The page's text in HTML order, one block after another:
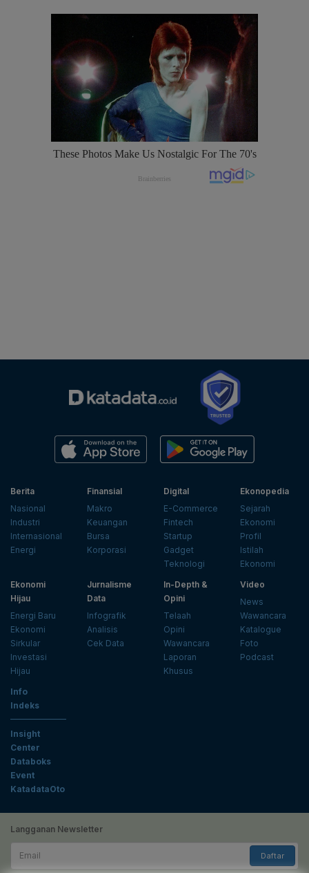
Berita
Nasional
Industri
Internasional
Energi
Finansial
Makro
Keuangan
Bursa
Korporasi
Digital
E-Commerce
Fintech
Startup
Gadget
Teknologi
Ekonopedia
Sejarah
Ekonomi
Profil
Istilah
Ekonomi
Ekonomi
Hijau
Energi Baru
Ekonomi
Sirkular
Investasi
Hijau
Jurnalisme
Data
Infografik
Analisis
Cek Data
In-Depth &
Opini
Telaah
Opini
Wawancara
Laporan
Khusus
Video
News
Wawancara
Katalogue
Foto
Podcast
Info
Indeks
Insight
Center
Databoks
Event
KatadataOto
Langganan Newsletter
Daftar